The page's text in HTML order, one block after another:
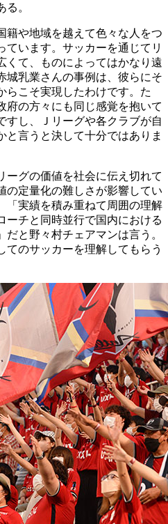
。
籍や地域を越えて色々な人をつ
ています。サッカーを通じてリ
くて、ものによってはかなり遠
城乳業さんの事例は、彼らにそ
らこそ実現したわけです。た
府の方々にも同じ感覚を抱いて
すし、Ｊリーグや各クラブが自
と言うと決して十分ではありま
ーグの価値を社会に伝え切れて
の定量化の難しさが影響してい
「実績を積み重ねて周囲の理解
ーチと同時並行で国内における
と野々村チェアマンは言う。
てのサッカーを理解してもらう